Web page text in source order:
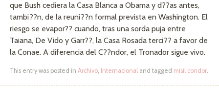
que Bush cediera la Casa Blanca a Obama y d??as antes,
tambi??n, de la reuni??n formal prevista en Washington. El
riesgo se evapor?? cuando, tras una sorda puja entre
Taiana, De Vido y Garr??, la Casa Rosada terci?? a favor de
la Conae. A diferencia del C??ndor, el Tronador sigue vivo.
This entry was posted in Archivo, Internacional and tagged misil condor.